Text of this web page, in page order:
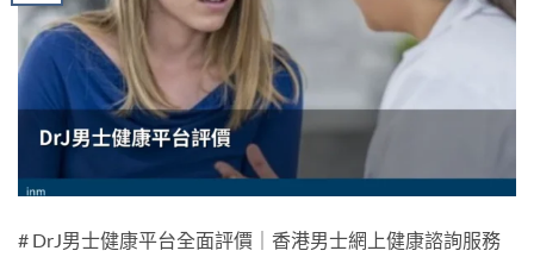
# DrJ男士健康平台全面評價｜香港男士網上健康諮詢服務